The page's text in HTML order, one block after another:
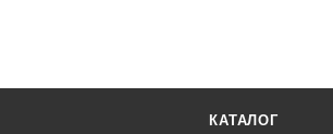
КАТАЛОГ